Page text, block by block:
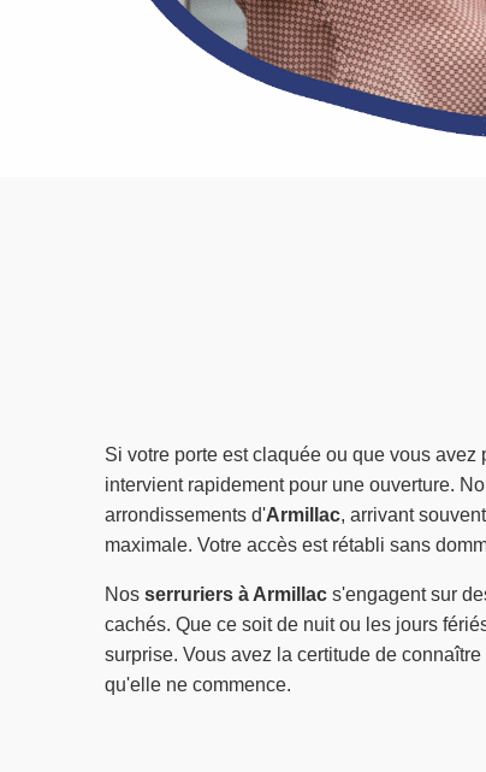
Si votre porte est claquée ou que vous avez
intervient rapidement pour une ouverture.
arrondissements d'Armillac, arrivant
maximale. Votre accès est rétabli sans
Nos serruriers à Armillac s'engagent sur
cachés. Que ce soit de nuit ou les jours
surprise. Vous avez la certitude de
qu'elle ne commence.